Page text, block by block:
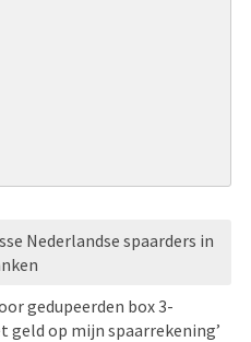
Nederlandse spaarders in
gedupeerden box 3-
geld op mijn spaarrekening’